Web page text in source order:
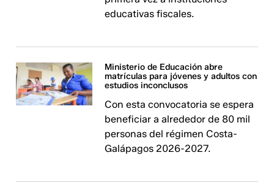
educativas fiscales.
Ministerio de Educación abre
matrículas para jóvenes y adultos con
estudios inconclusos
Con esta convocatoria se espera
beneficiar a alrededor de 80 mil
personas del régimen Costa-
Galápagos 2026-2027.